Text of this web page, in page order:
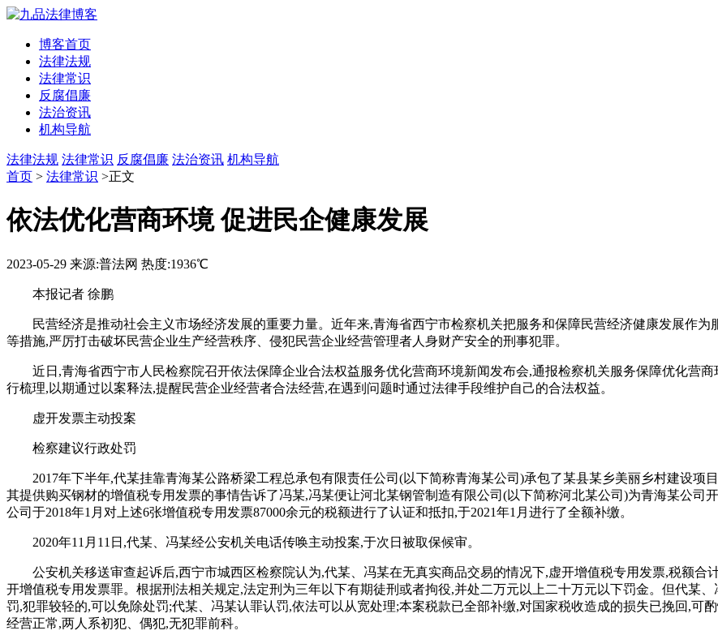
博客首页
法律法规
法律常识
反腐倡廉
法治资讯
机构导航
法律法规 法律常识 反腐倡廉 法治资讯 机构导航
首页 > 法律常识 >正文
依法优化营商环境 促进民企健康发展
2023-05-29 来源:普法网 热度:1936℃
本报记者 徐鹏
民营经济是推动社会主义市场经济发展的重要力量。近年来,青海省西宁市检察机关把服务和保障民营经济健康发展作
等措施,严厉打击破坏民营企业生产经营秩序、侵犯民营企业经营管理者人身财产安全的刑事犯罪。
近日,青海省西宁市人民检察院召开依法保障企业合法权益服务优化营商环境新闻发布会,通报检察机关服务保障优化营
行梳理,以期通过以案释法,提醒民营企业经营者合法经营,在遇到问题时通过法律手段维护自己的合法权益。
虚开发票主动投案
检察建议行政处罚
2017年下半年,代某挂靠青海某公路桥梁工程总承包有限责任公司(以下简称青海某公司)承包了某县某乡美丽乡村建设项
其提供购买钢材的增值税专用发票的事情告诉了冯某,冯某便让河北某钢管制造有限公司(以下简称河北某公司)为青海某公司
公司于2018年1月对上述6张增值税专用发票87000余元的税额进行了认证和抵扣,于2021年1月进行了全额补缴。
2020年11月11日,代某、冯某经公安机关电话传唤主动投案,于次日被取保候审。
公安机关移送审查起诉后,西宁市城西区检察院认为,代某、冯某在无真实商品交易的情况下,虚开增值税专用发票,税额合
开增值税专用发票罪。根据刑法相关规定,法定刑为三年以下有期徒刑或者拘役,并处二万元以上二十万元以下罚金。但代某
罚,犯罪较轻的,可以免除处罚;代某、冯某认罪认罚,依法可以从宽处理;本案税款已全部补缴,对国家税收造成的损失已挽回,可
经营正常,两人系初犯、偶犯,无犯罪前科。